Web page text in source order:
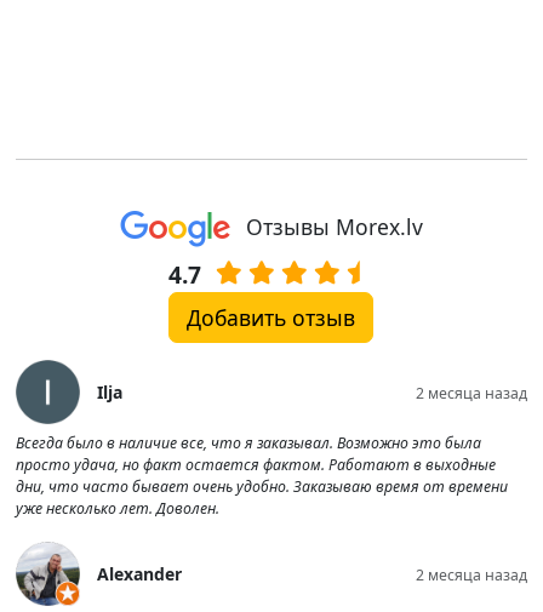
Отзывы Morex.lv
4.7
Добавить отзыв
Ilja 2 месяца назад
Всегда было в наличие все, что я заказывал. Возможно это была
просто удача, но факт остается фактом. Работают в выходные
дни, что часто бывает очень удобно. Заказываю время от времени
уже несколько лет. Доволен.
Alexander 2 месяца назад